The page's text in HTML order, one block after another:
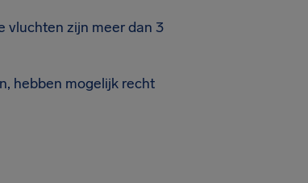
vluchten zijn meer dan 3
hebben mogelijk recht